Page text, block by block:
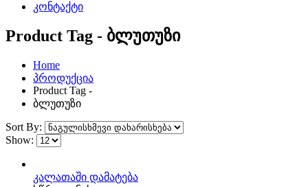
კონტაქტი
Product Tag - ბლუთუზი
Home
პროდუქცია
Product Tag -
ბლუთუზი
Sort By:
Show:
კალათაში დამატება